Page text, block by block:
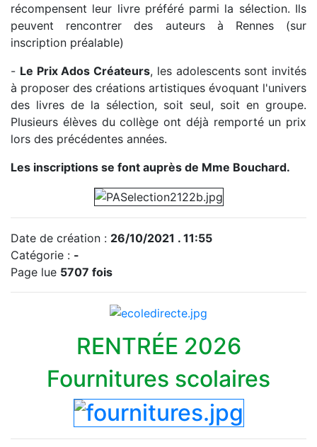
récompensent leur livre préféré parmi la sélection. Ils
peuvent rencontrer des auteurs à Rennes (sur
inscription préalable)
- Le Prix Ados Créateurs, les adolescents sont invités
à proposer des créations artistiques évoquant l'univers
des livres de la sélection, soit seul, soit en groupe.
Plusieurs élèves du collège ont déjà remporté un prix
lors des précédentes années.
Les inscriptions se font auprès de Mme Bouchard.
Date de création : 26/10/2021 . 11:55
Catégorie : -
Page lue 5707 fois
RENTRÉE 2026
Fournitures scolaires